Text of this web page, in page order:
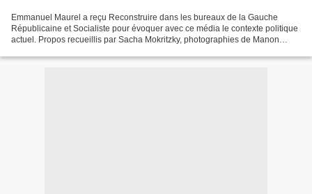
Emmanuel Maurel a reçu Reconstruire dans les bureaux de la Gauche
Républicaine et Socialiste pour évoquer avec ce média le contexte politique
actuel. Propos recueillis par Sacha Mokritzky, photographies de Manon